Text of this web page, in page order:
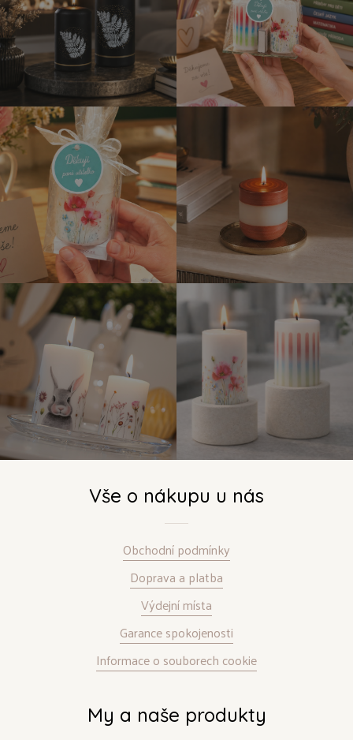
Vše o nákupu u nás
Obchodní podmínky
Doprava a platba
Výdejní místa
Garance spokojenosti
Informace o souborech cookie
My a naše produkty